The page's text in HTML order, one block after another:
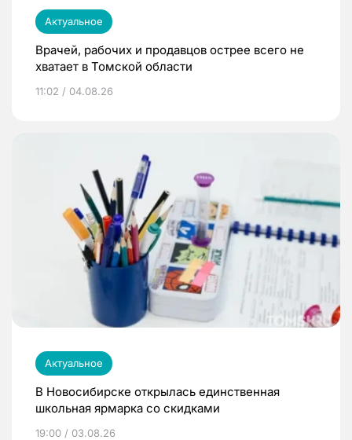
Актуальное
Врачей, рабочих и продавцов острее всего не
хватает в Томской области
11:02 / 04.08.26
Актуальное
В Новосибирске открылась единственная
школьная ярмарка со скидками
19:00 / 03.08.26